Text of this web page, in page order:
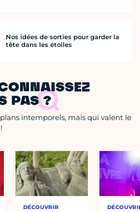
Nos idées de sorties pour garder la
tête dans les étoiles
PAS ?
intemporels, mais qui valent le
DÉCOUVRIR